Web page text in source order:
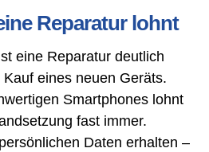
Reparatur lohnt
eine Reparatur deutlich
eines neuen Geräts.
Smartphones lohnt
fast immer.
Daten erhalten –